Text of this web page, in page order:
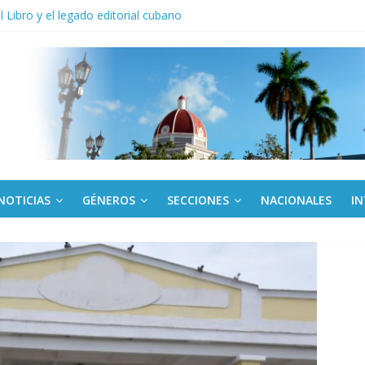
Empresa Eléctrica de La Habana y otras instalaciones
cubanos en certamen de ballet en Sudáfrica
para los niños trabajamos
una “crisis migratoria”
GÉNEROS SECCIONES NACIONALES